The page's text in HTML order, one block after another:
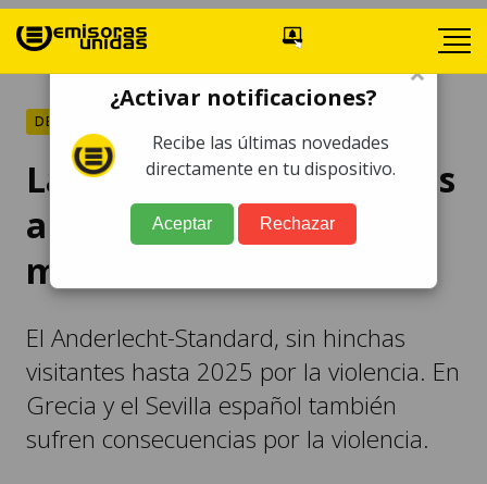
DEPORTES
La violencia deja secuelas
a varios equipos a nivel
mundial
El Anderlecht-Standard, sin hinchas
visitantes hasta 2025 por la violencia. En
Grecia y el Sevilla español también
sufren consecuencias por la violencia.
×
¿Activar notificaciones?
Recibe las últimas novedades
directamente en tu dispositivo.
Aceptar Rechazar